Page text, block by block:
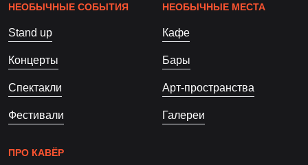
НЕОБЫЧНЫЕ СОБЫТИЯ
Stand up
Концерты
Спектакли
Фестивали
НЕОБЫЧНЫЕ МЕСТА
Кафе
Бары
Арт-пространства
Галереи
ПРО КАВЁР